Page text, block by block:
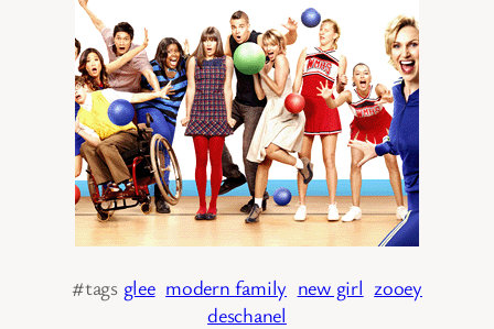
#tags glee modern family new girl zooey
deschanel